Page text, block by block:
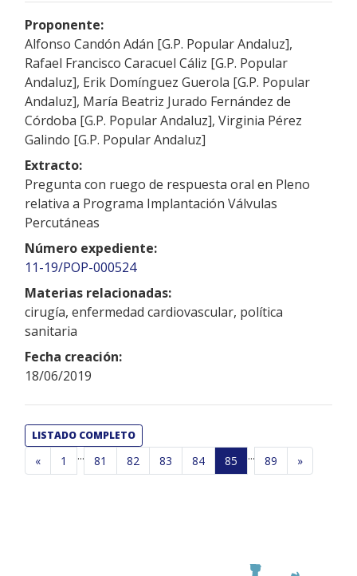
Proponente:
Alfonso Candón Adán [G.P. Popular Andaluz],
Rafael Francisco Caracuel Cáliz [G.P. Popular
Andaluz], Erik Domínguez Guerola [G.P. Popular
Andaluz], María Beatriz Jurado Fernández de
Córdoba [G.P. Popular Andaluz], Virginia Pérez
Galindo [G.P. Popular Andaluz]
Extracto:
Pregunta con ruego de respuesta oral en Pleno
relativa a Programa Implantación Válvulas
Percutáneas
Número expediente:
11-19/POP-000524
Materias relacionadas:
cirugía, enfermedad cardiovascular, política
sanitaria
Fecha creación:
18/06/2019
LISTADO COMPLETO
« 1 ... 81 82 83 84 85 ... 89 »